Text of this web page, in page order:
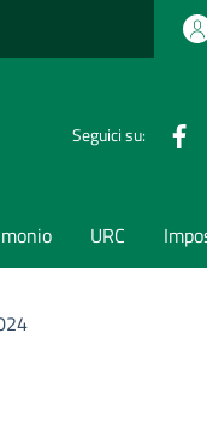
Seguici su:
URC